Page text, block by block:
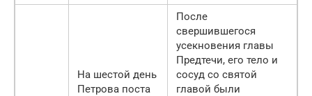
На шестой день
Петрова поста
После
свершившегося
усекновения главы
Предтечи, его тело и
сосуд со святой
главой были